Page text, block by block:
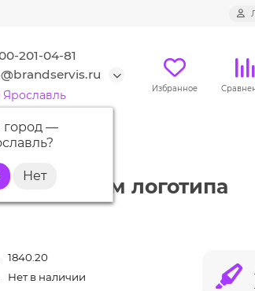
201-04-81
Ярославль
город —
?
Избранное
логотипа
1840.20
Нет в наличии